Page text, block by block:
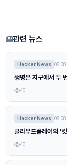
관련 뉴스
Hacker News 08.08
생명은 지구에서 두
40
Hacker News 08.08
클라우드플레어의 '
40